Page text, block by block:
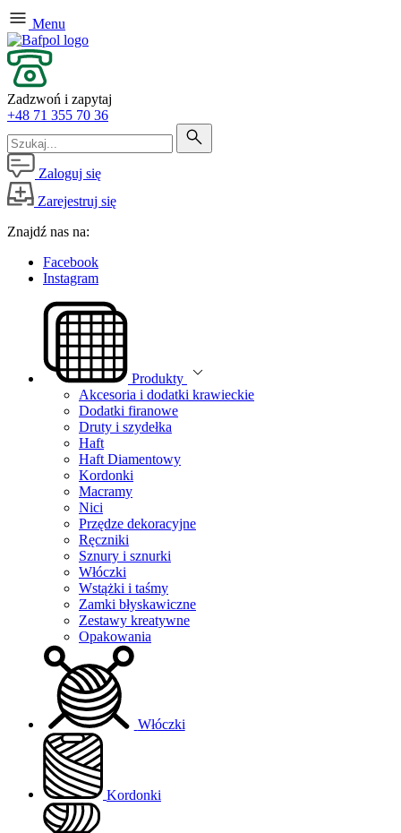
Menu
Zadzwoń i zapytaj
+48 71 355 70 36
Zaloguj się
Zarejestruj się
Znajdź nas na:
Facebook
Instagram
Produkty
Akcesoria i dodatki krawieckie
Dodatki firanowe
Druty i szydełka
Haft
Haft Diamentowy
Kordonki
Macramy
Nici
Przędze dekoracyjne
Ręczniki
Sznury i sznurki
Włóczki
Wstążki i taśmy
Zamki błyskawiczne
Zestawy kreatywne
Opakowania
Włóczki
Kordonki